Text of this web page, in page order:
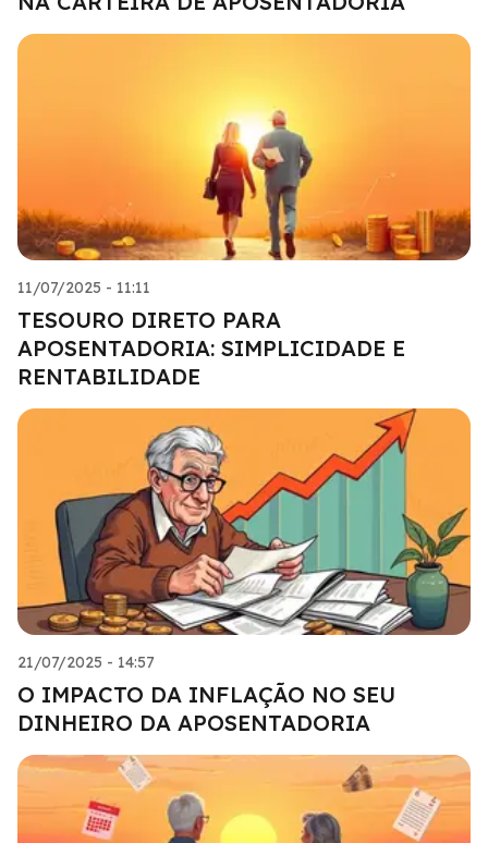
11/07/2025 - 11:11
TESOURO DIRETO PARA
APOSENTADORIA: SIMPLICIDADE E
RENTABILIDADE
21/07/2025 - 14:57
O IMPACTO DA INFLAÇÃO NO SEU
DINHEIRO DA APOSENTADORIA